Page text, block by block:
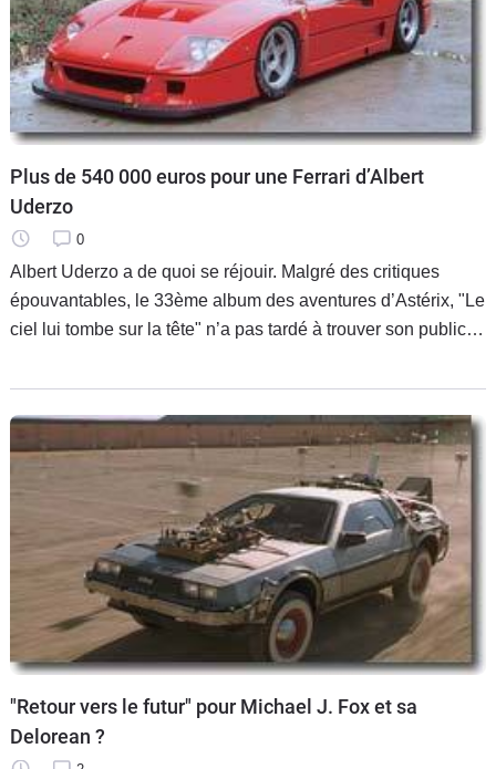
Plus de 540 000 euros pour une Ferrari d’Albert
Uderzo
0
Albert Uderzo a de quoi se réjouir. Malgré des critiques
épouvantables, le 33ème album des aventures d’Astérix, "Le
ciel lui tombe sur la tête" n’a pas tardé à trouver son public.
"Retour vers le futur" pour Michael J. Fox et sa
Delorean ?